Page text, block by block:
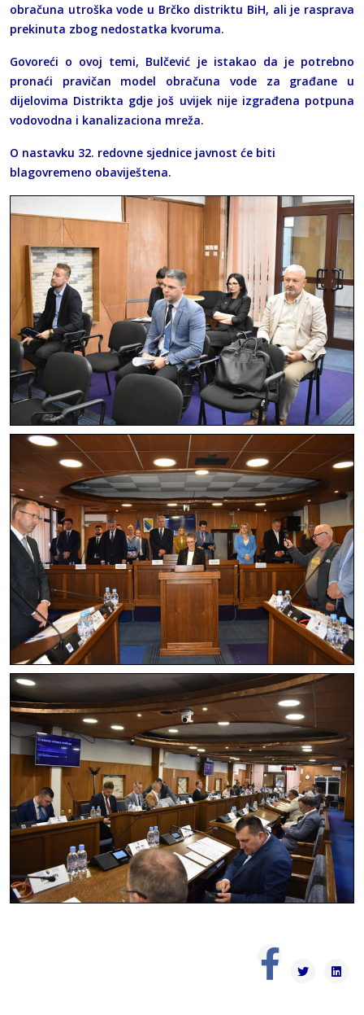
obračuna utroška vode u Brčko distriktu BiH, ali je rasprava
prekinuta zbog nedostatka kvoruma.
Govoreći o ovoj temi, Bulčević je istakao da je potrebno
pronaći pravičan model obračuna vode za građane u
dijelovima Distrikta gdje još uvijek nije izgrađena potpuna
vodovodna i kanalizaciona mreža.
O nastavku 32. redovne sjednice javnost će biti
blagovremeno obaviještena.